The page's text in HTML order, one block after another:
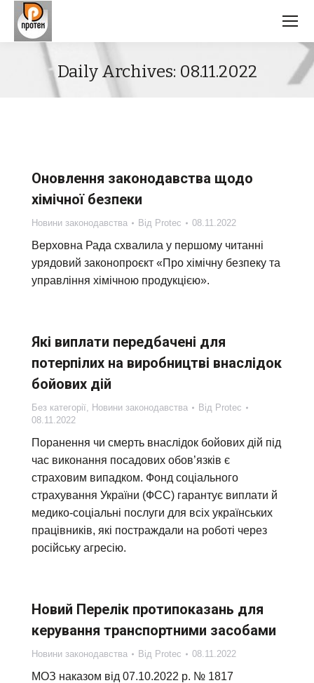
Daily Archives: 08.11.2022
Оновлення законодавства щодо
хімічної безпеки
Новини законодавства Від Protec 08.11.2022
Верховна Рада схвалила у першому читанні
урядовий законопроєкт «Про хімічну безпеку та
управління хімічною продукцією».
Які виплати передбачені для
потерпілих на виробництві внаслідок
бойових дій
Без категорії, Новини законодавства Від Protec
08.11.2022
Поранення чи смерть внаслідок бойових дій під
час виконання посадових обов’язків є
страховим випадком. Фонд соціального
страхування України (ФСС) гарантує виплати й
медико-соціальні послуги для всіх українських
працівників, які постраждали на роботі через
російську агресію.
Новий Перелік протипоказань для
керування транспортними засобами
Новини законодавства Від Protec 08.11.2022
МОЗ наказом від 07.10.2022 р. № 1817